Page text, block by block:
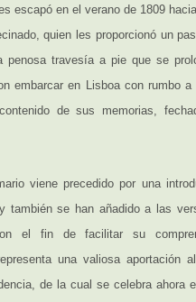
escapó en el verano de 1809
quien les proporcionó un
penosa travesía a pie que se
embarcar en Lisboa con rumbo
de sus memorias,
viene precedido por una
también se han añadido a las
el fin de facilitar su
una valiosa aportación
de la cual se celebra ahora